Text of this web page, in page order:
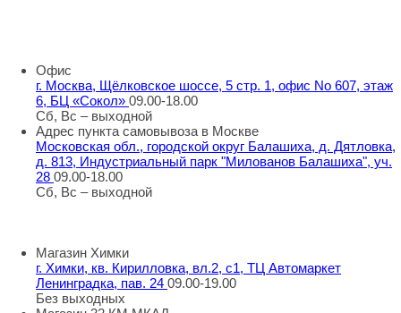
Офис
г. Москва, Щёлковское шоссе, 5 стр. 1, офис No 607, этаж
6, БЦ «Сокол» 09.00-18.00
Сб, Вс – выходной
Адрес пункта самовывоза в Москве
Московская обл., городской округ Балашиха, д. Дятловка,
д. 813, Индустриальный парк "Милованов Балашиха", уч.
28 09.00-18.00
Сб, Вс – выходной
Магазин Химки
г. Химки, кв. Кирилловка, вл.2, с1, ТЦ Автомаркет
Ленинградка, пав. 24 09.00-19.00
Без выходных